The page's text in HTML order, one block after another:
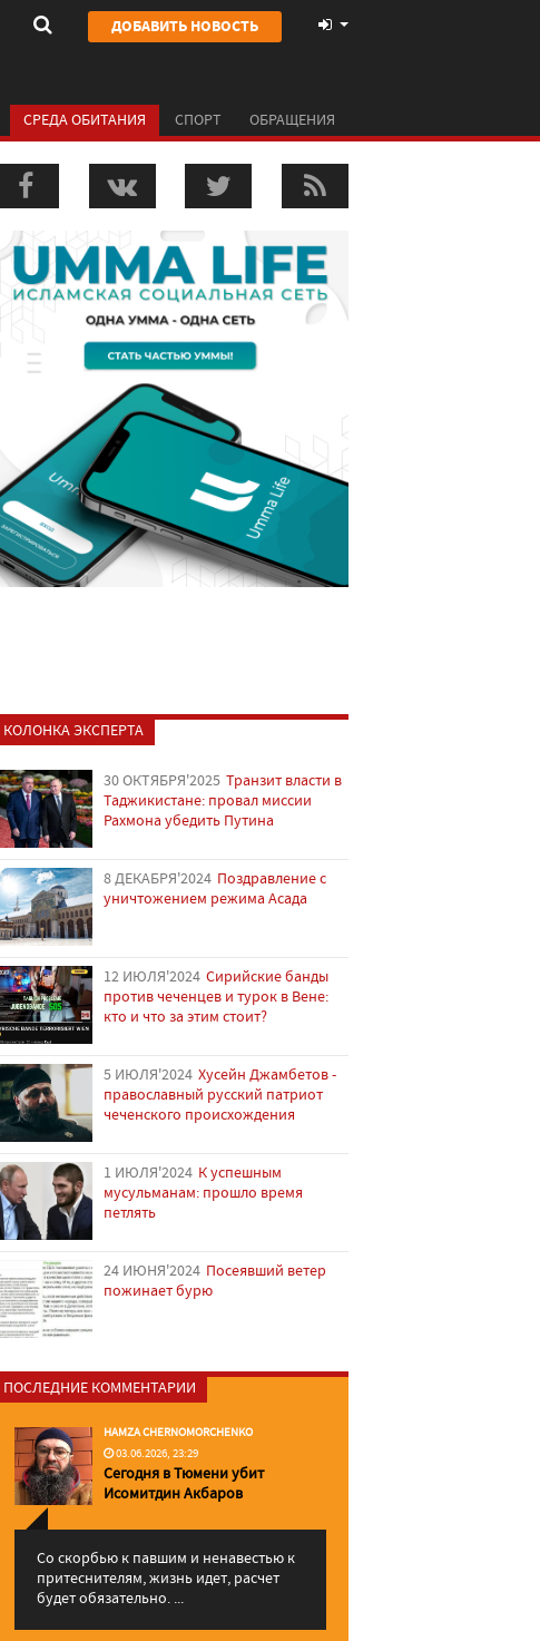
ДОБАВИТЬ НОВОСТЬ
СРЕДА ОБИТАНИЯ СПОРТ ОБРАЩЕНИЯ
КОЛОНКА ЭКСПЕРТА
30 ОКТЯБРЯ'2025 Транзит власти в
Таджикистане: провал миссии
Рахмона убедить Путина
8 ДЕКАБРЯ'2024 Поздравление с
уничтожением режима Асада
12 ИЮЛЯ'2024 Сирийские банды
против чеченцев и турок в Вене:
кто и что за этим стоит?
5 ИЮЛЯ'2024 Хусейн Джамбетов -
православный русский патриот
чеченского происхождения
1 ИЮЛЯ'2024 К успешным
мусульманам: прошло время
петлять
24 ИЮНЯ'2024 Посеявший ветер
пожинает бурю
ПОСЛЕДНИЕ КОММЕНТАРИИ
HAMZA CHERNOMORCHENKO
03.06.2026, 23:29
Сегодня в Тюмени убит
Исомитдин Акбаров
Со скорбью к павшим и ненавестью к
притеснителям, жизнь идет, расчет
будет обязательно. ...